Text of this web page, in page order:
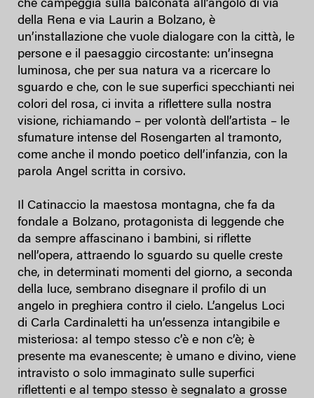
che campeggia sulla balconata all’angolo di via
della Rena e via Laurin a Bolzano, è
un’installazione che vuole dialogare con la città, le
persone e il paesaggio circostante: un’insegna
luminosa, che per sua natura va a ricercare lo
sguardo e che, con le sue superfici specchianti nei
colori del rosa, ci invita a riflettere sulla nostra
visione, richiamando – per volontà dell’artista – le
sfumature intense del Rosengarten al tramonto,
come anche il mondo poetico dell’infanzia, con la
parola Angel scritta in corsivo.
Il Catinaccio la maestosa montagna, che fa da
fondale a Bolzano, protagonista di leggende che
da sempre affascinano i bambini, si riflette
nell’opera, attraendo lo sguardo su quelle creste
che, in determinati momenti del giorno, a seconda
della luce, sembrano disegnare il profilo di un
angelo in preghiera contro il cielo. L’angelus Loci
di Carla Cardinaletti ha un’essenza intangibile e
misteriosa: al tempo stesso c’è e non c’è; è
presente ma evanescente; è umano e divino, viene
intravisto o solo immaginato sulle superfici
riflettenti e al tempo stesso è segnalato a grosse